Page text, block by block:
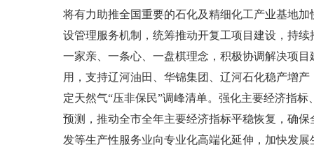
将有力助推全国重要的石化及精细化工产业基地
设管理服务机制，统筹推动开复工项目建设，持
一家亲、一条心、一盘棋理念，积极协调解决项
用，支持辽河油田、华锦集团、辽河石化稳产增
定天然气“压非保民”调峰清单。强化主要经济指
预测，推动全市全年主要经济指标平稳恢复，确
发等生产性服务业向专业化高端化延伸，加快发